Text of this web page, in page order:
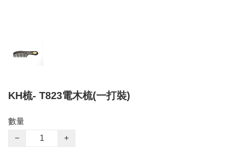
KH梳- T823電木梳(一打裝)
數量
−
+